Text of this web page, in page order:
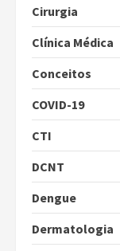
Cirurgia
Clínica Médica
Conceitos
COVID-19
CTI
DCNT
Dengue
Dermatologia